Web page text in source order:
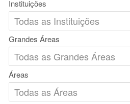
Instituições
Grandes Áreas
Áreas